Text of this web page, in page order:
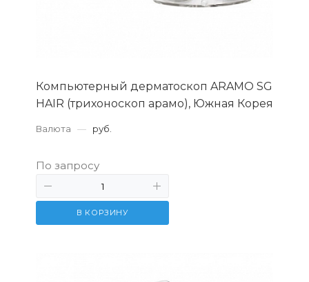
Компьютерный дерматоскоп ARAMO SG
HAIR (трихоноскоп арамо), Южная Корея
Валюта — руб.
По запросу
В КОРЗИНУ